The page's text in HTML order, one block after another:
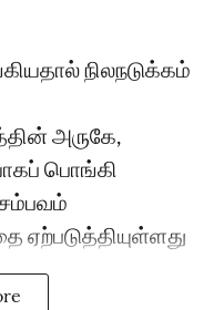
நிலநடுக்கம்
அருகே,
பொங்கி
சம்பவம்